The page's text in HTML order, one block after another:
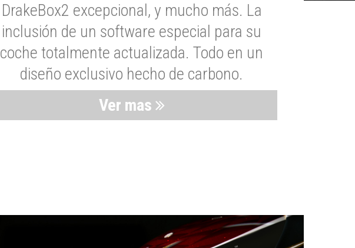
DrakeBox2 excepcional, y mucho más. La
inclusión de un software especial para su
coche totalmente actualizada. Todo en un
diseño exclusivo hecho de carbono.
Ver mas